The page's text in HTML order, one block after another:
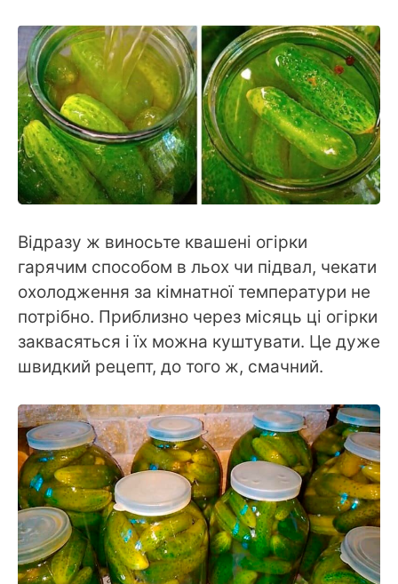
Відразу ж виносьте квашені огірки
гарячим способом в льох чи підвал, чекати
охолодження за кімнатної температури не
потрібно. Приблизно через місяць ці огірки
заквасяться і їх можна куштувати. Це дуже
швидкий рецепт, до того ж, смачний.